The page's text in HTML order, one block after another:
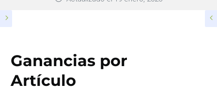
Ganancias por
Artículo